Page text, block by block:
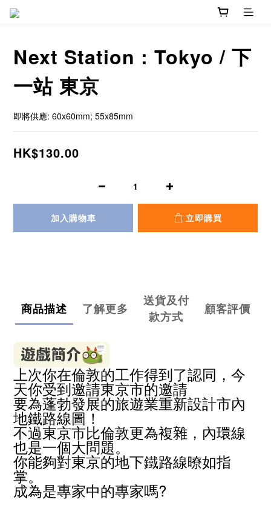
Next Station : Tokyo / 下
一站 東京
即將供應: 60x60mm; 55x85mm
HK$130.00
加入購物車 立即購買
商品描述 了解更多
送貨及付
款方式
顧客評價
上次你在倫敦的工作得到了認同，今
天你受到邀請東京市的邀請
要為蓬勃發展的旅遊業重新設計市內
地鐵路線圖！
不過東京市比倫敦更為複雜，內環線
也是一個大問題。
你能夠對東京的地下鐵路線暸如指
掌。
成為是專家中的專家嗎?